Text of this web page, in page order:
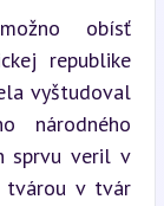
obísť
republike
vyštudoval
národného
sprvu veril v
tvárou v tvár